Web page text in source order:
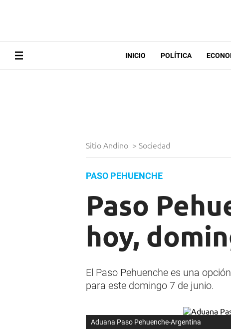
INICIO POLÍTICA
Sitio Andino > Sociedad
PASO PEHUENCHE
Paso
hoy,
El Paso Pehuenche es una
para este domingo 7 de junio.
Aduana Paso Pehuenche-Argentina